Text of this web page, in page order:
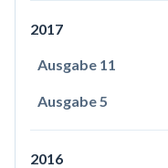
2017
Ausgabe 11
Ausgabe 5
2016